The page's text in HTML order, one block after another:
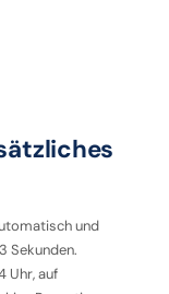
und
Sekunden.
Uhr, auf